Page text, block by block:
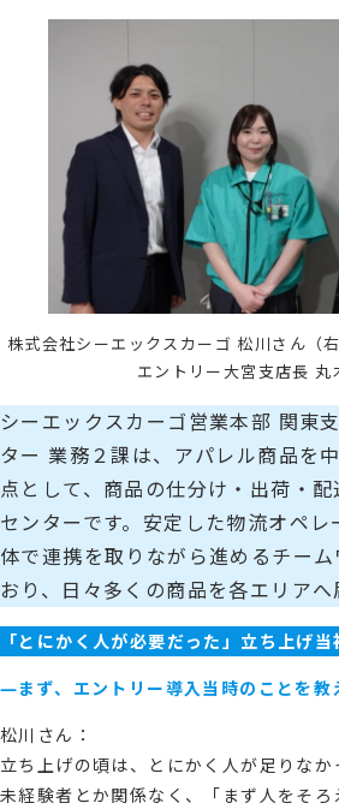
株式会社シーエックスカーゴ 松川さん（
エントリー大宮支店長 丸
シーエックスカーゴ営業本部 関東
ター 業務２課は、アパレル商品を
点として、商品の仕分け・出荷・
センターです。安定した物流オペ
体で連携を取りながら進めるチー
おり、日々多くの商品を各エリアへ
「とにかく人が必要だった」立ち上げ当
―まず、エントリー導入当時のことを教
松川さん：
立ち上げの頃は、とにかく人が足りなか
未経験者とか関係なく、「まず人をそ